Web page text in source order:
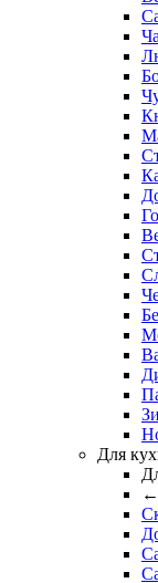
Для
←